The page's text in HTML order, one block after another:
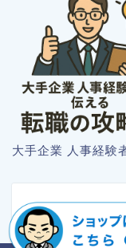
大手企業 人事経験